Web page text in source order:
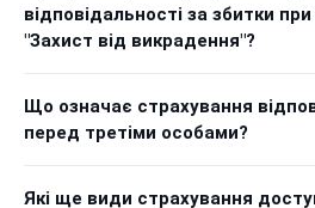
відповідальності за збитки
"Захист від викрадення"?
Що означає страхування
перед третіми особами?
Які ще види страхування